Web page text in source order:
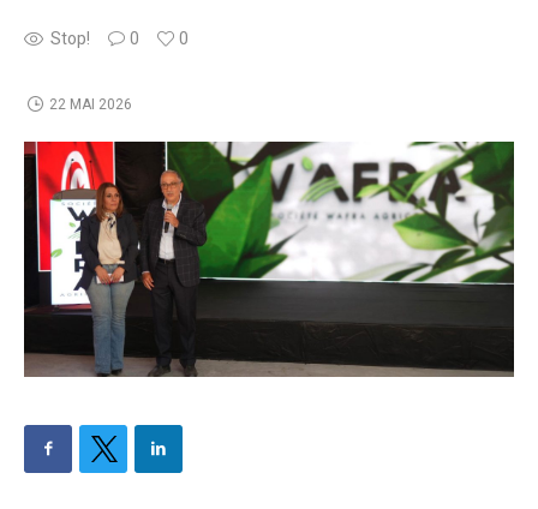
Stop! 0 0
22 MAI 2026